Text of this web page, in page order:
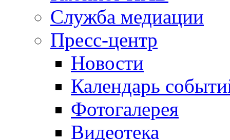
Служба медиации
Пресс-центр
Новости
Календарь
Фотогалерея
Видеотека